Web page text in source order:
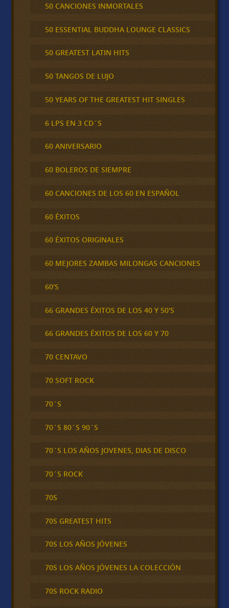
50 CANCIONES INMORTALES
50 ESSENTIAL BUDDHA LOUNGE CLASSICS
50 GREATEST LATIN HITS
50 TANGOS DE LUJO
50 YEARS OF THE GREATEST HIT SINGLES
6 LPS EN 3 CD´S
60 ANIVERSARIO
60 BOLEROS DE SIEMPRE
60 CANCIONES DE LOS 60 EN ESPAÑOL
60 ÉXITOS
60 ÉXITOS ORIGINALES
60 MEJORES ZAMBAS MILONGAS CANCIONES
60'S
66 GRANDES ÉXITOS DE LOS 40 Y 50'S
66 GRANDES ÉXITOS DE LOS 60 Y 70
70 CENTAVO
70 SOFT ROCK
70´S
70´S 80´S 90´S
70´S LOS AÑOS JOVENES, DIAS DE DISCO
70´S ROCK
70S
70S GREATEST HITS
70S LOS AÑOS JÓVENES
70S LOS AÑOS JÓVENES LA COLECCIÓN
70S ROCK RADIO